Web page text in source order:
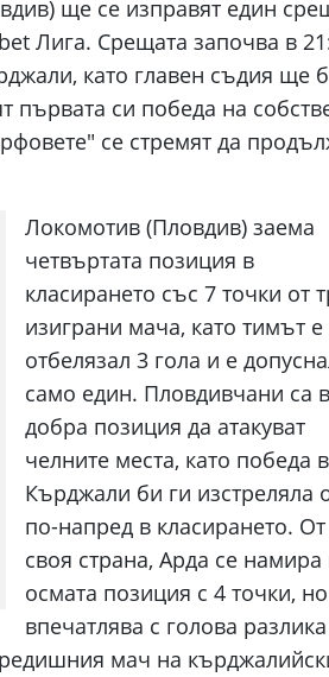
ще се изправят един
Лига. Срещата започва в
като главен съдия ще
първата си победа на
се стремят да
Локомотив (Пловдив) заема
четвъртата позиция в
класирането със 7 точки от
изиграни мача, като тимът е
отбелязал 3 гола и е
само един. Пловдивчани са в
добра позиция да атакуват
челните места, като победа в
Кърджали би ги изстреляла
по-напред в класирането. От
своя страна, Арда се намира
осмата позиция с 4 точки, но
впечатлява с голова
мач на
започна преговори с Гакпо